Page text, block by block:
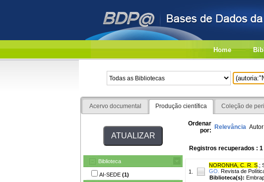
Home
Acervo documental Produção científica Coleção de
Biblioteca
AI-SEDE (1)
Ordenar
por: Relevância Autor
Registros recuperados : 1
1.
NORONHA, C. R. S ;
GO. Revista de
Biblioteca(s):